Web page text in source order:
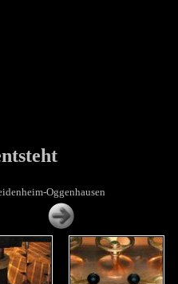
Oggenhausen